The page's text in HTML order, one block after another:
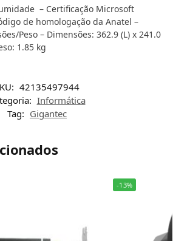
– Certificação Microsoft
de homologação da Anatel –
Peso – Dimensões: 362.9 (L) x 241.0
1.85 kg
42135497944
Informática
Tag: Gigantec
-13%